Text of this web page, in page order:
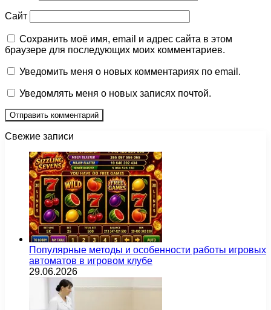
Сайт
Сохранить моё имя, email и адрес сайта в этом
браузере для последующих моих комментариев.
Уведомить меня о новых комментариях по email.
Уведомлять меня о новых записях почтой.
Свежие записи
Популярные методы и особенности работы игровых
автоматов в игровом клубе
29.06.2026